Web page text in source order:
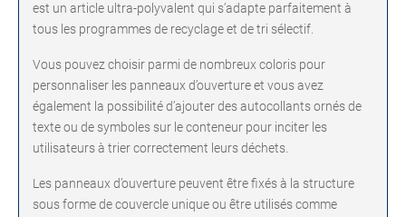
est un article ultra-polyvalent qui s’adapte parfaitement à
tous les programmes de recyclage et de tri sélectif.
Vous pouvez choisir parmi de nombreux coloris pour
personnaliser les panneaux d’ouverture et vous avez
également la possibilité d’ajouter des autocollants ornés de
texte ou de symboles sur le conteneur pour inciter les
utilisateurs à trier correctement leurs déchets.
Les panneaux d’ouverture peuvent être fixés à la structure
sous forme de couvercle unique ou être utilisés comme